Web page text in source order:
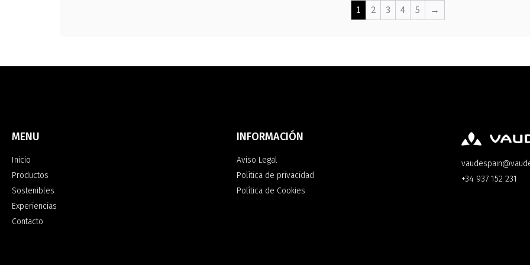
1 2 3 4 5 →
MENU
Inicio
Productos
Sostenibles
Experiencias
Contacto
INFORMACIÓN
Aviso Legal
Política de privacidad
Política de Cookies
+34 937 152 231